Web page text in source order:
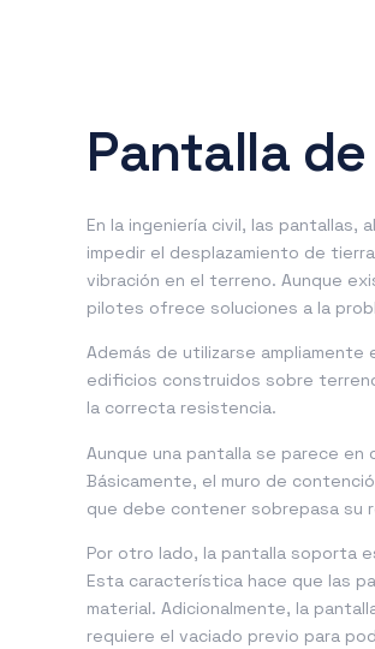
Pantalla
En la ingeniería civil, las
impedir el desplazamiento de
vibración en el terreno. Aunque
pilotes ofrece soluciones a la
Además de utilizarse
edificios construidos sobre
la correcta resistencia.
Aunque una pantalla se parece
Básicamente, el muro de
que debe contener sobrepasa su
Por otro lado, la pantalla soporta
Esta característica hace que las
material. Adicionalmente, la
requiere el vaciado previo para